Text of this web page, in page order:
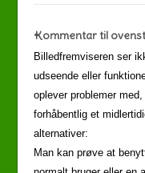
Kommentar til
Billedfremviseren ser
udseende eller
oplever problemer
forhåbentlig et
alternativer:
Man kan prøve at